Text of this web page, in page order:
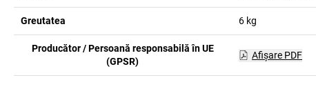
Greutatea 6 kg
Producător / Persoană responsabilă în UE
(GPSR)
Afişare PDF